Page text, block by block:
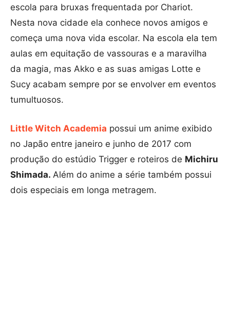
escola para bruxas frequentada por Chariot.
Nesta nova cidade ela conhece novos amigos e
começa uma nova vida escolar. Na escola ela tem
aulas em equitação de vassouras e a maravilha
da magia, mas Akko e as suas amigas Lotte e
Sucy acabam sempre por se envolver em eventos
tumultuosos.
Little Witch Academia possui um anime exibido
no Japão entre janeiro e junho de 2017 com
produção do estúdio Trigger e roteiros de Michiru
Shimada. Além do anime a série também possui
dois especiais em longa metragem.